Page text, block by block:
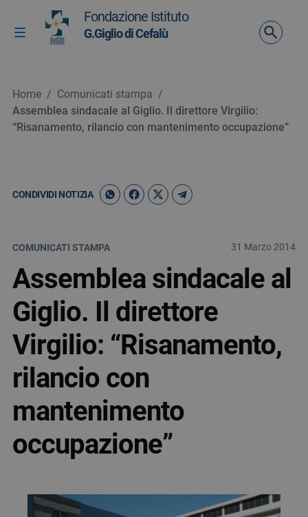
Vai ai contenuti
Vai al menu di navigazione
Vai al footer
Attiva / disattiva la navigazione
Fondazione Istituto
G.Giglio di Cefalù
Home / Comunicati stampa /
Assemblea sindacale al Giglio. Il direttore Virgilio:
“Risanamento, rilancio con mantenimento occupazione”
CONDIVIDI NOTIZIA
COMUNICATI STAMPA 31 Marzo 2014
Assemblea sindacale al
Giglio. Il direttore
Virgilio: “Risanamento,
rilancio con
mantenimento
occupazione”